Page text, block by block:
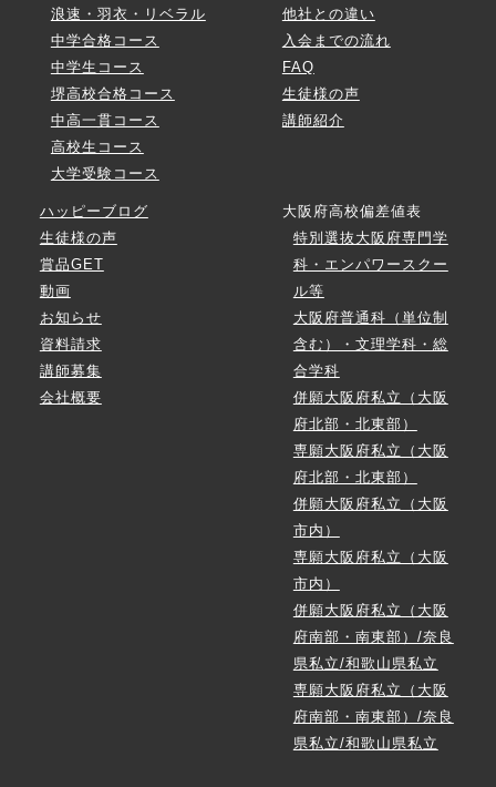
浪速・羽衣・リベラル
中学合格コース
中学生コース
堺高校合格コース
中高一貫コース
高校生コース
大学受験コース
他社との違い
入会までの流れ
FAQ
生徒様の声
講師紹介
ハッピーブログ
生徒様の声
賞品GET
動画
お知らせ
資料請求
講師募集
会社概要
大阪府高校偏差値表
特別選抜大阪府専門学
科・エンパワースクー
ル等
大阪府普通科（単位制
含む）・文理学科・総
合学科
併願大阪府私立（大阪
府北部・北東部）
専願大阪府私立（大阪
府北部・北東部）
併願大阪府私立（大阪
市内）
専願大阪府私立（大阪
市内）
併願大阪府私立（大阪
府南部・南東部）/奈良
県私立/和歌山県私立
専願大阪府私立（大阪
府南部・南東部）/奈良
県私立/和歌山県私立